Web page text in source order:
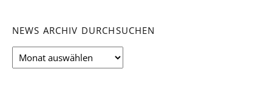
NEWS ARCHIV DURCHSUCHEN
News
Archiv